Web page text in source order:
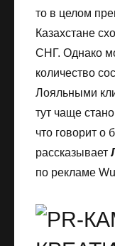
то в целом
Казахстане
СНГ. Однако
количество
Лояльными
тут чаще
что говорит
рассказывает
по рекламе